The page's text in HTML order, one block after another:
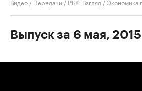
Видео / Передачи / РБК. Взгляд /Экономика
Выпуск за 6 мая, 2015